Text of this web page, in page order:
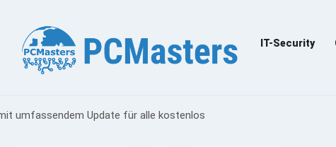
IT-Security
umfassendem Update für alle kostenlos